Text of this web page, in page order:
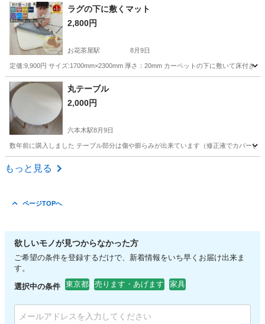
東京 世田谷区 九品仏駅 収納家具
ラグの下に敷くマット
2,800円
お花茶屋駅 8月9日
定価:9,900円 サイズ:1700mm×2300mm 厚さ：20mm カーペットの下に敷いて床付き
東京 葛飾区 お花茶屋駅
丸テーブル
2,000円
六本木駅8月9日
数年前に購入しました テーブル部分は傷や膨らみが出来ています（修正液でカバー
東京 港区
もっと見る
ページTOPへ
欲しいモノが見つからなかった方
ご希望の条件を登録するだけで、新着情報をいち早くお届け出来ま
す。
選択中の条件 東京都 売ります・あげます 家具